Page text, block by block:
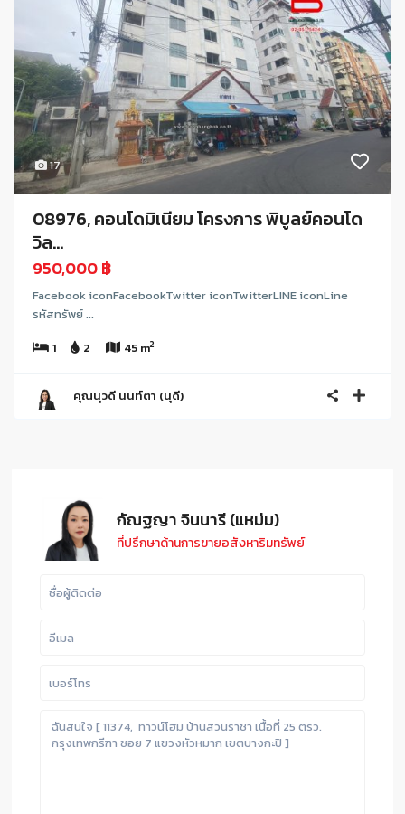
17
08976, คอนโดมิเนียม โครงการ พิบูลย์คอนโด
วิล...
950,000 ฿
Facebook iconFacebookTwitter iconTwitterLINE iconLine
รหัสทรัพย์ ...
1
2 45 m2
คุณนุวดี นนท์ตา (นุดี)
กัณฐญา จินนารี (แหม่ม)
ที่ปรึกษาด้านการขายอสังหาริมทรัพย์